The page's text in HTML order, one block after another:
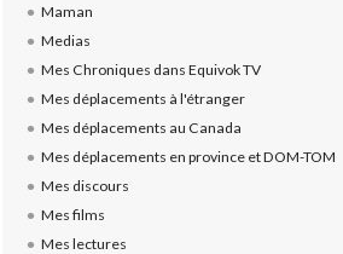
Maman
Medias
Mes Chroniques dans Equivok TV
Mes déplacements à l'étranger
Mes déplacements au Canada
Mes déplacements en province et DOM-TOM
Mes discours
Mes films
Mes lectures